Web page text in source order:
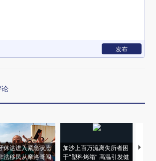
发布
论
休达进入紧急状态
法移民从摩洛哥闯
加沙上百万流离失所者困
于“塑料烤箱” 高温引发健
视线
术：